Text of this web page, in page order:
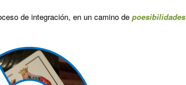
de integración, en un camino de poesibilidades